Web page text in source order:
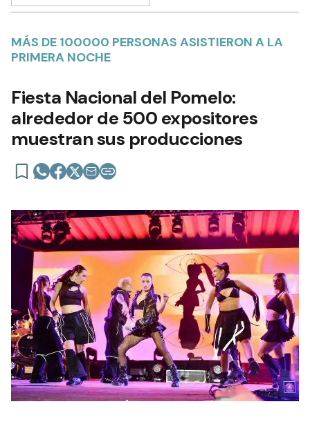
MÁS DE 100000 PERSONAS ASISTIERON A LA
PRIMERA NOCHE
Fiesta Nacional del Pomelo:
alrededor de 500 expositores
muestran sus producciones